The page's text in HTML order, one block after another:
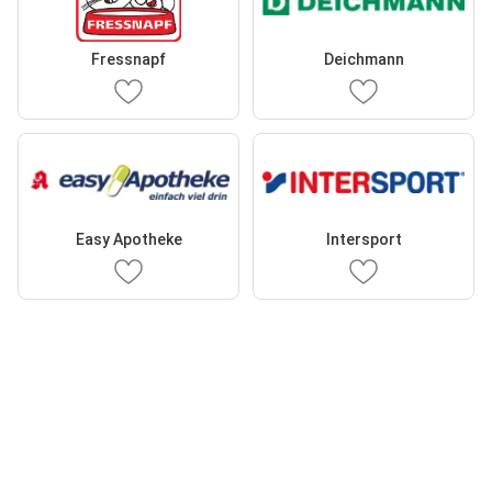
Fressnapf Deichmann
Easy Apotheke Intersport